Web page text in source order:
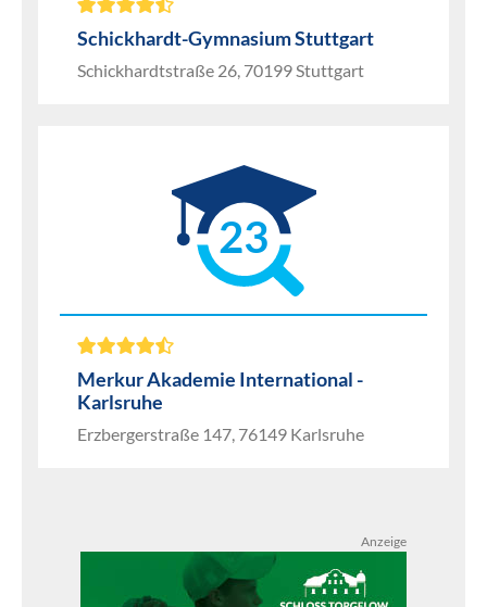
Schickhardt-Gymnasium Stuttgart
Schickhardtstraße 26, 70199 Stuttgart
23
Merkur Akademie International -
Karlsruhe
Erzbergerstraße 147, 76149 Karlsruhe
Anzeige